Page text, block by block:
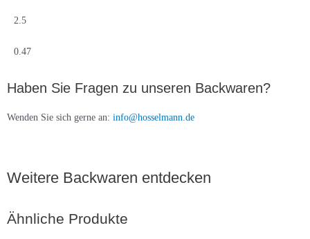
2.5
0.47
Haben Sie Fragen zu unseren Backwaren?
Wenden Sie sich gerne an: info@hosselmann.de
Weitere Backwaren entdecken
Ähnliche Produkte